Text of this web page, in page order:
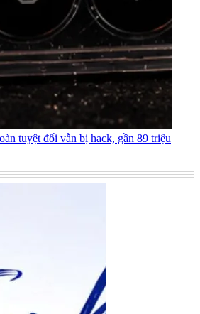
tuyệt đối vẫn bị hack, gần 89 triệu